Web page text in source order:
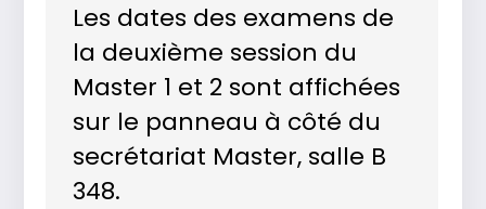
Les dates des examens de
la deuxième session du
Master 1 et 2 sont affichées
sur le panneau à côté du
secrétariat Master, salle B
348.